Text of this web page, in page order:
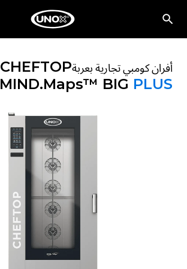
أفران كومبي تجارية بعربةCHEFTOP
MIND.Maps™ BIG PLUS